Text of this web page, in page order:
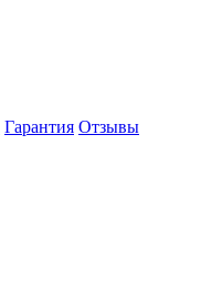
Гарантия Отзывы